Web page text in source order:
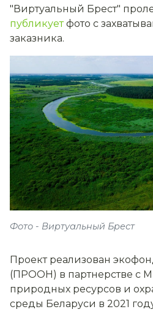
"Виртуальный Брест"
публикуетфото с
заказника.
Фото - Виртуальный Брест
Проект реализован
(ПРООН) в партнерстве с
природных ресурсов и
среды Беларуси в 2021